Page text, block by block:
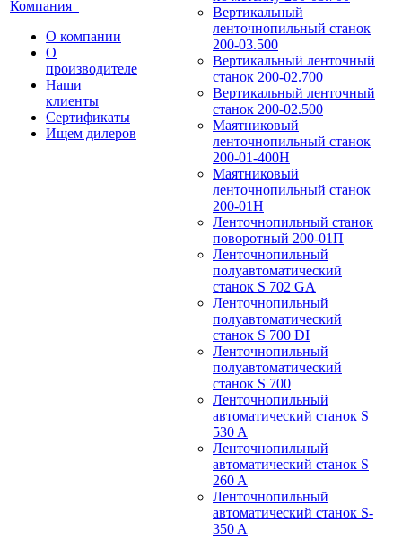
Компания
О компании
О
производителе
Наши
клиенты
Сертификаты
Ищем дилеров
Вертикальный
ленточнопильный станок
200-03.500
Вертикальный ленточный
станок 200-02.700
Вертикальный ленточный
станок 200-02.500
Маятниковый
ленточнопильный станок
200-01-400Н
Маятниковый
ленточнопильный станок
200-01Н
Ленточнопильный станок
поворотный 200-01П
Ленточнопильный
полуавтоматический
станок S 702 GA
Ленточнопильный
полуавтоматический
станок S 700 DI
Ленточнопильный
полуавтоматический
станок S 700
Ленточнопильный
автоматический станок S
530 A
Ленточнопильный
автоматический станок S
260 A
Ленточнопильный
автоматический станок S-
350 A